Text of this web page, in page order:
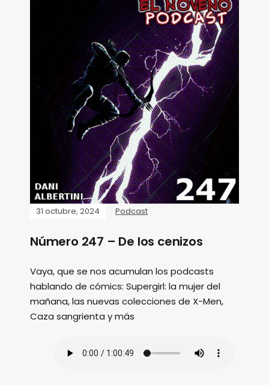
31 octubre, 2024 Podcast
Número 247 – De los cenizos
Vaya, que se nos acumulan los podcasts
hablando de cómics: Supergirl: la mujer del
mañana, las nuevas colecciones de X-Men,
Caza sangrienta y más